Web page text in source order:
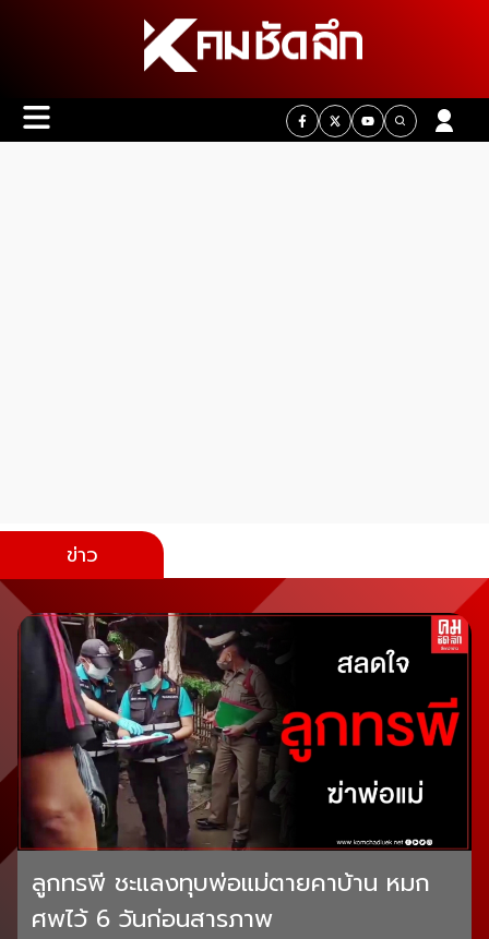
ข่าว
ลูกทรพี ชะแลงทุบพ่อแม่ตายคาบ้าน หมก
ศพไว้ 6 วันก่อนสารภาพ